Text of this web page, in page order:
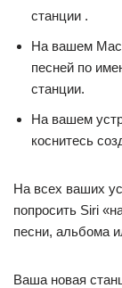
станции .
На вашем Mac
песней по
станции.
На вашем
коснитесь
На всех ваших
попросить Siri
песни, альбома
Ваша новая